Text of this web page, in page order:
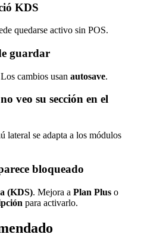
KDS
quedarse activo sin POS.
guardar
cambios usan autosave.
veo su sección en el
lateral se adapta a los módulos
bloqueado
(KDS). Mejora a Plan Plus o
para activarlo.